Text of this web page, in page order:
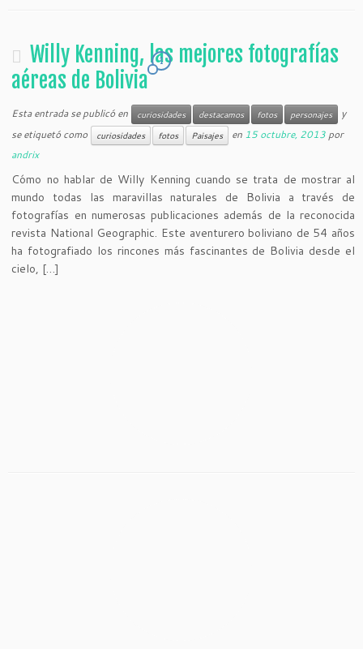
Willy Kenning, las mejores fotografías
aéreas de Bolivia
1
Esta entrada se publicó en curiosidades destacamos fotos personajes
y
se etiquetó como
curiosidades fotos Paisajes en 15 octubre, 2013 por
andrix
Cómo no hablar de Willy Kenning cuando se trata de mostrar al
mundo todas las maravillas naturales de Bolivia a través de
fotografías en numerosas publicaciones además de la reconocida
revista National Geographic. Este aventurero boliviano de 54 años
ha fotografiado los rincones más fascinantes de Bolivia desde el
cielo, […]